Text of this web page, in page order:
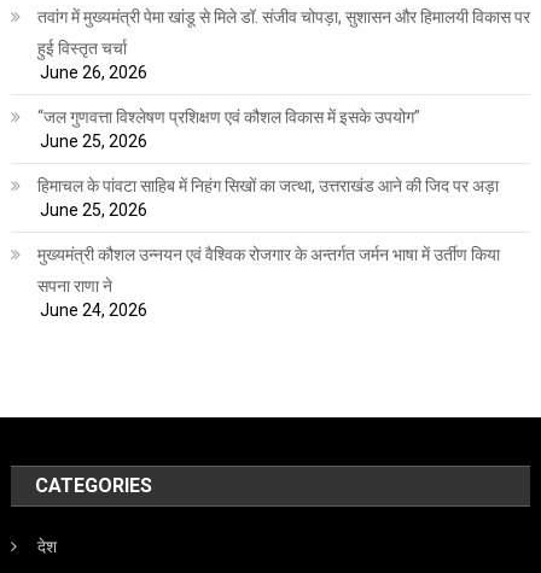
तवांग में मुख्यमंत्री पेमा खांडू से मिले डॉ. संजीव चोपड़ा, सुशासन और हिमालयी विकास पर
हुई विस्तृत चर्चा
June 26, 2026
“जल गुणवत्ता विश्लेषण प्रशिक्षण एवं कौशल विकास में इसके उपयोग”
June 25, 2026
हिमाचल के पांवटा साहिब में निहंग सिखों का जत्था, उत्तराखंड आने की जिद पर अड़ा
June 25, 2026
मुख्यमंत्री कौशल उन्नयन एवं वैश्विक रोजगार के अन्तर्गत जर्मन भाषा में उर्तीण किया
सपना राणा ने
June 24, 2026
CATEGORIES
देश